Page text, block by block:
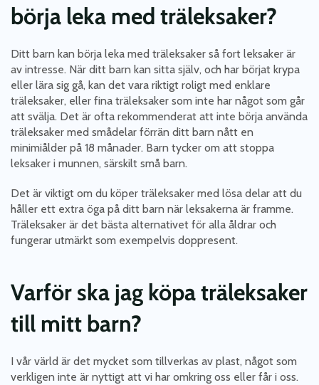
börja leka med träleksaker?
Ditt barn kan börja leka med träleksaker så fort leksaker är
av intresse. När ditt barn kan sitta själv, och har börjat krypa
eller lära sig gå, kan det vara riktigt roligt med enklare
träleksaker, eller fina träleksaker som inte har något som går
att svälja. Det är ofta rekommenderat att inte börja använda
träleksaker med smådelar förrän ditt barn nått en
minimiålder på 18 månader. Barn tycker om att stoppa
leksaker i munnen, särskilt små barn.
Det är viktigt om du köper träleksaker med lösa delar att du
håller ett extra öga på ditt barn när leksakerna är framme.
Träleksaker är det bästa alternativet för alla åldrar och
fungerar utmärkt som exempelvis doppresent.
Varför ska jag köpa träleksaker
till mitt barn?
I vår värld är det mycket som tillverkas av plast, något som
verkligen inte är nyttigt att vi har omkring oss eller får i oss.